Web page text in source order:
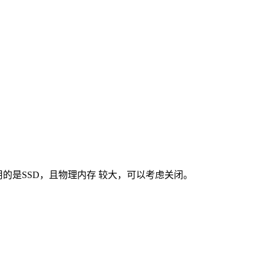
是SSD，且物理内存 较大，可以考虑关闭。